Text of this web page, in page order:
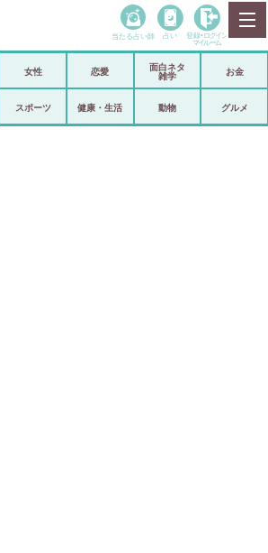
政治
当たる占い師 占い 登録• ログイン
マイルーム
女性 恋愛
面白ネタ
雑学
お金
スポーツ 健康・生活 動物 グルメ